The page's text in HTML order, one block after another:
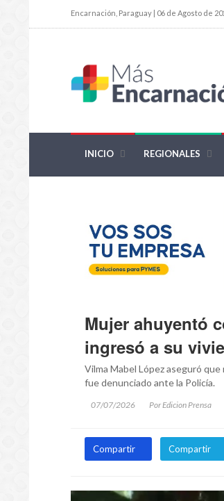
Encarnación, Paraguay | 06 de Agosto de
INICIO REGIONALES
Mujer ahuyentó
ingresó a su
Vilma Mabel López aseguró
fue denunciado ante la Policía.
07/07/2026 Por Edicion Prensa
Compartir Compartir